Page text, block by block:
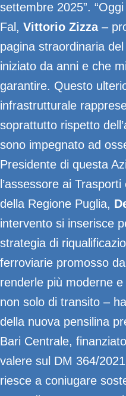
settembre 2025”.
Fal, Vittorio Zizza–
pagina straordinaria
iniziato da anni e che
garantire. Questo
infrastrutturale
soprattutto rispetto
sono impegnato ad
Presidente di questa
l’assessore ai
della Regione Puglia,
intervento si inserisce
strategia di
ferroviarie promosso
renderle più moderne
non solo di transito –
della nuova pensilina
Bari Centrale,
valere sul DM 364/
riesce a coniugare